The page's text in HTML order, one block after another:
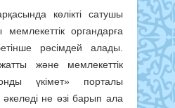
көлікті сатушы
органдарға
рәсімдей алады.
және мемлекеттік
үкімет» порталы
не өзі барып ала